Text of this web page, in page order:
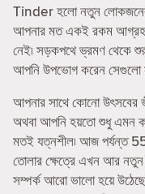
Tinder হলো নতুন লোকজনের
আপনার মত একই রকম আগ্রহ
নেই৷ সড়কপথে ভ্রমণ থেকে শুরু
আপনি উপভোগ করেন সেগুলো
আপনার সাথে কোনো উৎসবের
অথবা আপনি হয়তো শুধু এমন
মতই যত্নশীল৷ আজ পর্যন্ত 55
তোলার ক্ষেত্রে এখন আর
সম্পর্ক আরো ভালো হয়ে